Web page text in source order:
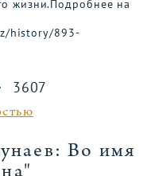
жизни.Подробнее на
history/893-
3607
Во имя